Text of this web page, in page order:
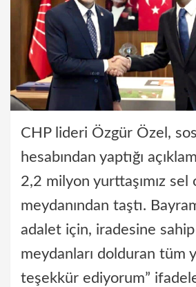
CHP lideri Özgür Özel,
hesabından yaptığı
2,2 milyon yurttaşımız
meydanından taştı.
adalet için, iradesine sahip
meydanları dolduran tüm
teşekkür ediyorum”